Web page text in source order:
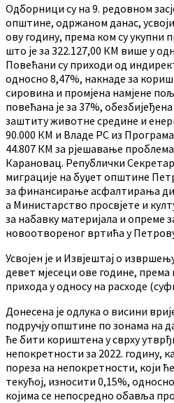
Одборници су на 9. редовном
општине, одржаном данас,
ову годину, према ком су укупни
што је за 322.127,00 КМ више у
Повећани су приходи од
односно 8,47%, накнаде за
сировина и промјена намјене
повећана је за 37%,
заштиту животне средине и
90.000 КМ и Владе РС из
44.807 КМ за рјешавање
Карановац. Републички
миграције на буџет општине
за финансирање асфалтирања
а Министарство просвјете и
за набавку материјала и
новоотвореног вртића у
Усвојен је и Извјештај о
девет мјесеци ове године,
прихода у односу на расходе
Донесена је одлука о висини
подручју општине по зонама на
ће бити кориштена у сврху
непокретности за 2022. годину,
пореза на непокретности, који
текућој, износити 0,15%,
којима се непосредно обавља